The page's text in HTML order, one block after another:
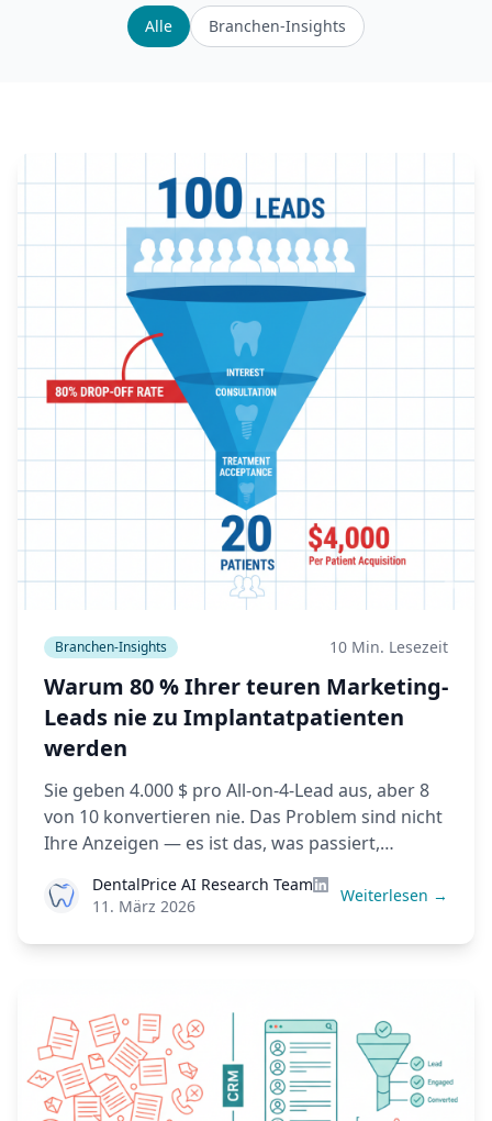
Alle Branchen-Insights
Branchen-Insights 10 Min. Lesezeit
Warum 80 % Ihrer teuren Marketing-
Leads nie zu Implantatpatienten
werden
Sie geben 4.000 $ pro All-on-4-Lead aus, aber 8
von 10 konvertieren nie. Das Problem sind nicht
Ihre Anzeigen — es ist das, was passiert,
behebt KI-Scoring das.
DentalPrice AI Research Team
11. März 2026
Weiterlesen →